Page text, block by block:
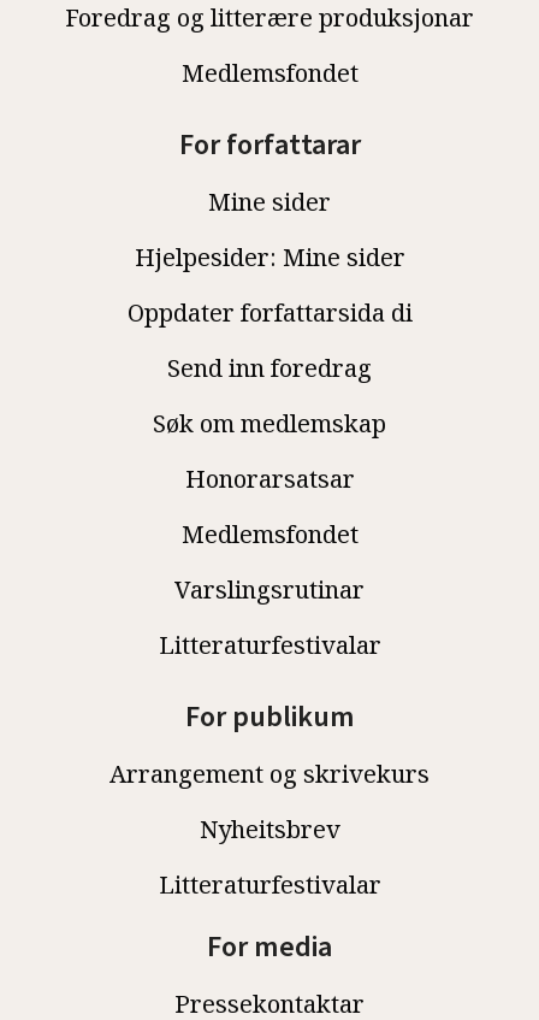
Foredrag og litterære produksjonar
Medlemsfondet
For forfattarar
Mine sider
Hjelpesider: Mine sider
Oppdater forfattarsida di
Send inn foredrag
Søk om medlemskap
Honorarsatsar
Medlemsfondet
Varslingsrutinar
Litteraturfestivalar
For publikum
Arrangement og skrivekurs
Nyheitsbrev
Litteraturfestivalar
For media
Pressekontaktar